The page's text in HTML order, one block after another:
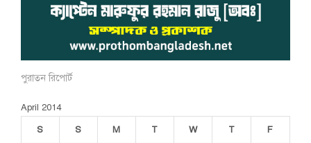
পুরাতন রিপোর্ট
April 2014
S
S M T W T F